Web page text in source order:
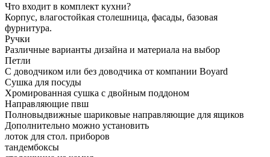
Что входит в комплект кухни?
Корпус, влагостойкая столешница, фасады, базовая
фурнитура.
Ручки
Различные варианты дизайна и материала на выбор
Петли
С доводчиком или без доводчика от компании Boyard
Сушка для посуды
Хромированная сушка с двойным поддоном
Направляющие пвш
Полновыдвижные шариковые направляющие для ящиков
Дополнительно можно установить
лоток для стол. приборов
тандембоксы